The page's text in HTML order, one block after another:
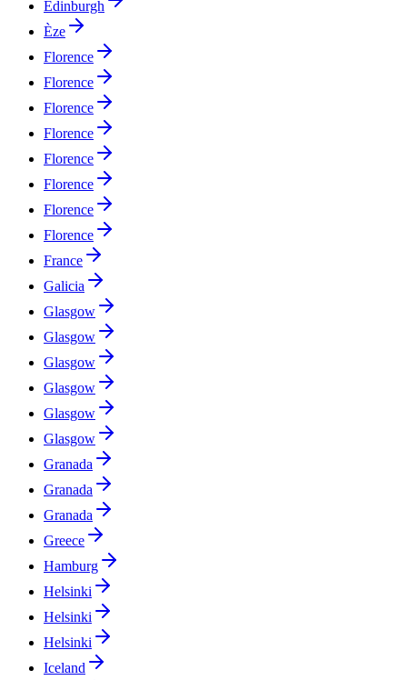
Edinburgh
Èze
Florence
Florence
Florence
Florence
Florence
Florence
Florence
Florence
France
Galicia
Glasgow
Glasgow
Glasgow
Glasgow
Glasgow
Glasgow
Granada
Granada
Granada
Greece
Hamburg
Helsinki
Helsinki
Helsinki
Iceland